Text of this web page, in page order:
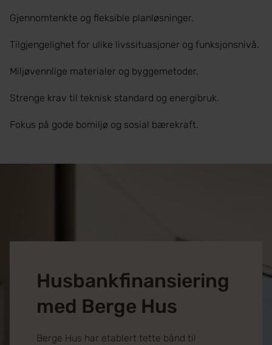
Gjennomtenkte og fleksible planløsninger.
Tilgjengelighet for ulike livssituasjoner og funksjonsnivå.
Miljøvennlige materialer og byggemetoder.
Strenge krav til teknisk standard og energibruk.
Fokus på gode bomiljø og sosial bærekraft.
Husbankfinansiering
med Berge Hus
Berge Hus har etablert tette bånd til